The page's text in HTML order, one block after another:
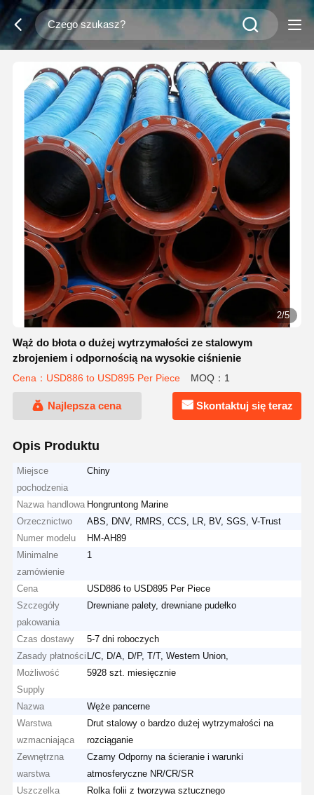
2/5
Wąż do błota o dużej wytrzymałości ze stalowym
zbrojeniem i odpornością na wysokie ciśnienie
Cena：USD886 to USD895 Per Piece MOQ：1
Najlepsza cena Skontaktuj się teraz
Opis Produktu
Miejsce
pochodzenia
Chiny
Nazwa handlowa Hongruntong Marine
Orzecznictwo
ABS, DNV, RMRS, CCS, LR, BV, SGS, V-Trust
Numer modelu
HM-AH89
Minimalne
zamówienie
1
Cena
USD886 to USD895 Per Piece
Szczegóły
pakowania
Drewniane palety, drewniane pudełko
Czas dostawy
5-7 dni roboczych
Zasady płatności L/C, D/A, D/P, T/T, Western Union,
Możliwość
Supply
5928 szt. miesięcznie
Nazwa
Węże pancerne
Warstwa
wzmacniająca
Drut stalowy o bardzo dużej wytrzymałości na
rozciąganie
Zewnętrzna
warstwa
Czarny Odporny na ścieranie i warunki
atmosferyczne NR/CR/SR
Uszczelka
Rolka folii z tworzywa sztucznego